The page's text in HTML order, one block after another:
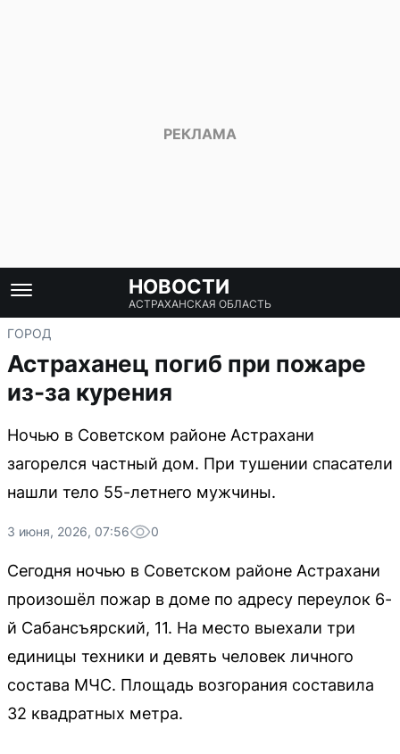
НОВОСТИ
АСТРАХАНСКАЯ ОБЛАСТЬ
ГОРОД
Астраханец погиб при пожаре
из-за курения
Ночью в Советском районе Астрахани
загорелся частный дом. При тушении спасатели
нашли тело 55-летнего мужчины.
3 июня, 2026, 07:56 0
Сегодня ночью в Советском районе Астрахани
произошёл пожар в доме по адресу переулок 6-
й Сабансъярский, 11. На место выехали три
единицы техники и девять человек личного
состава МЧС. Площадь возгорания составила
32 квадратных метра.